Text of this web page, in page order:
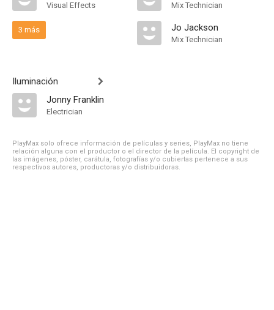
Visual Effects
3 más
Iluminación
Jonny Franklin
Electrician
Mix Technician
Jo Jackson
Mix Technician
PlayMax solo ofrece información de películas y series, PlayMax no tiene
relación alguna con el productor o el director de la película. El copyright de
las imágenes, póster, carátula, fotografías y/o cubiertas pertenece a sus
respectivos autores, productoras y/o distribuidoras.